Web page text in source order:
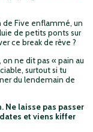
de Five enflammé, un
de petits ponts sur
ce break de rêve ?
on ne dit pas « pain au
surtout si tu
du lendemain de
Ne laisse pas passer
et viens kiffer